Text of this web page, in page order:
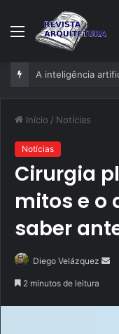
Menu
Início / Notícias
Notícias
Cirurgia
mitos e o
saber
Diego Velázquez
2 minutos de leitura